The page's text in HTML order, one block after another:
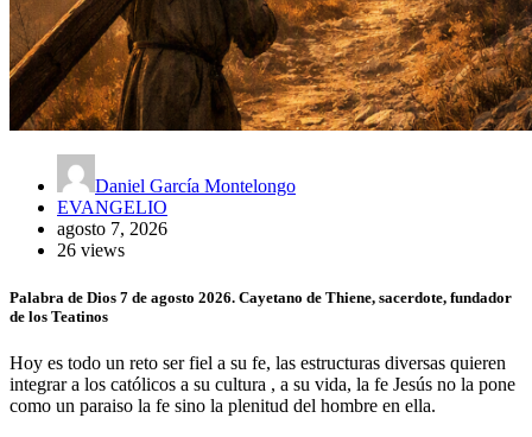
Daniel García Montelongo
EVANGELIO
agosto 7, 2026
26 views
Palabra de Dios 7 de agosto 2026. Cayetano de Thiene, sacerdote, fundador
de los Teatinos
Hoy es todo un reto ser fiel a su fe, las estructuras diversas quieren
integrar a los católicos a su cultura , a su vida, la fe Jesús no la pone
como un paraiso la fe sino la plenitud del hombre en ella.